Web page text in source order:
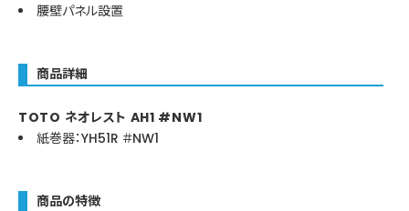
腰壁パネル設置
商品詳細
TOTO ネオレスト AH1 #NW1
紙巻器：YH51R ＃NW1
商品の特徴